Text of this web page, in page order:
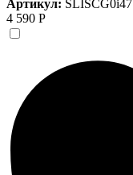
Артикул: SLISCG0i47
4 590 Р